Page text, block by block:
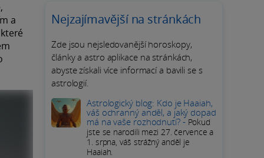
a
Nejzajímavější na stránkách
Zde jsou nejsledovanější horoskopy,
články a astro aplikace na stránkách,
abyste získali více informací a bavili se s
astrologií.
Astrologický blog: Kdo je Haaiah,
váš ochranný anděl, a jaký dopad
má na vaše rozhodnutí? - Pokud
jste se narodili mezi 27. července a
1. srpna, váš strážný anděl je
Haaiah.